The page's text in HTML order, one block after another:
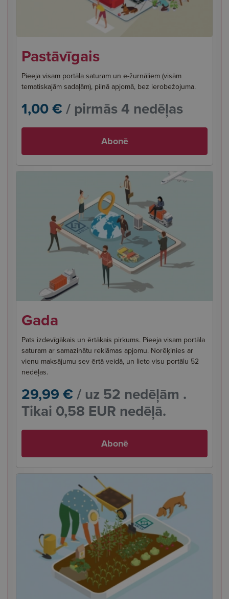
Pastāvīgais
Pieeja visam portāla saturam un e-žurnāliem (visām
tematiskajām sadaļām), pilnā apjomā, bez ierobežojuma.
1,00 € / pirmās 4 nedēļas
Abonē
Gada
Pats izdevīgākais un ērtākais pirkums. Pieeja visam portāla
saturam ar samazinātu reklāmas apjomu. Norēķinies ar
vienu maksājumu sev ērtā veidā, un lieto visu portālu 52
nedēļas.
29,99 € / uz 52 nedēļām .
Tikai 0,58 EUR nedēļā.
Abonē